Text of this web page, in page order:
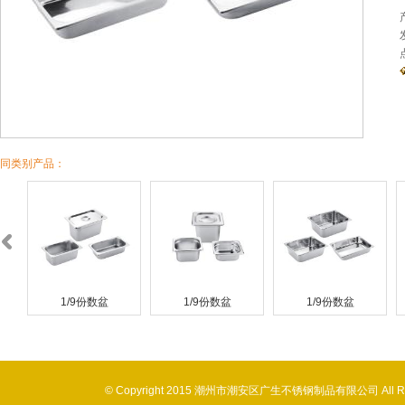
同类别产品：
1/9份数盆 1/9份数盆 1/9份数盆
© Copyright 2015 潮州市潮安区广生不锈钢制品有限公司